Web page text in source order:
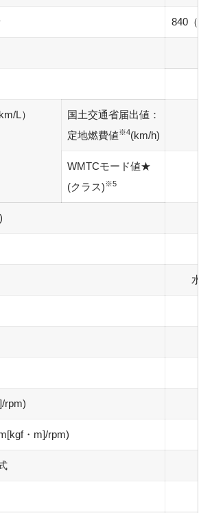
840（ロ
L）
国土交通省届出値：
定地燃費値※4(km/h)
WMTCモード値★
(クラス)※5
水
rpm)
・m]/rpm)